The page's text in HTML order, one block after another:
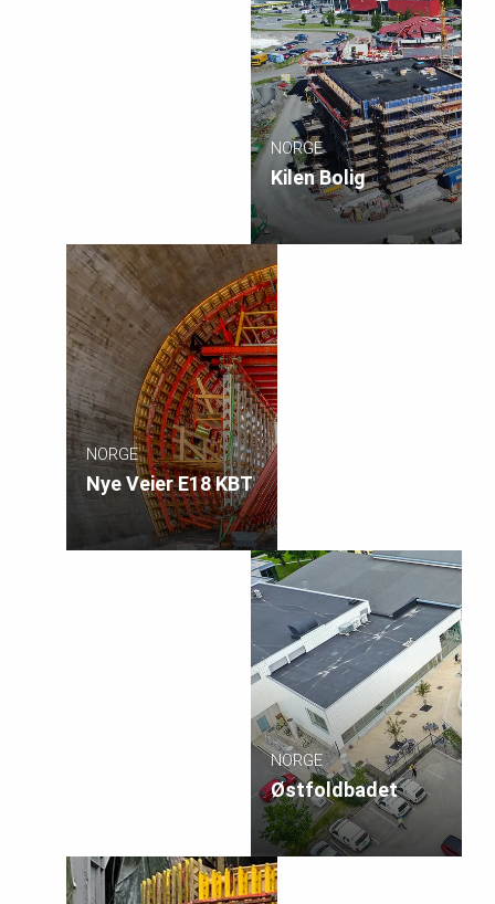
NORGE
Kilen Bolig
NORGE
Nye Veier E18 KBT
NORGE
Østfoldbadet